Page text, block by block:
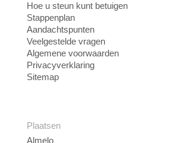
Hoe u steun kunt betuigen
Stappenplan
Aandachtspunten
Veelgestelde vragen
Algemene voorwaarden
Privacyverklaring
Sitemap
Plaatsen
Almelo